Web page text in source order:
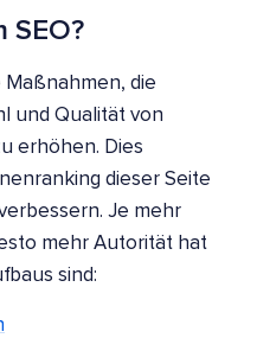
SEO?
Maßnahmen, die
und Qualität von
erhöhen. Dies
dieser Seite
Je mehr
mehr Autorität hat
sind: